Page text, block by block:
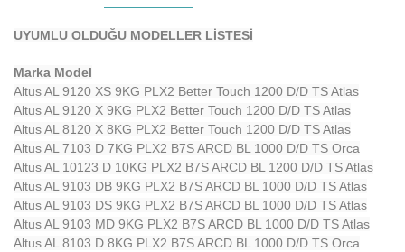
UYUMLU OLDUĞU MODELLER LİSTESİ
Marka Model
Altus AL 9120 XS 9KG PLX2 Better Touch 1200 D/D TS Atlas
Altus AL 9120 X 9KG PLX2 Better Touch 1200 D/D TS Atlas
Altus AL 8120 X 8KG PLX2 Better Touch 1200 D/D TS Atlas
Altus AL 7103 D 7KG PLX2 B7S ARCD BL 1000 D/D TS Orca
Altus AL 10123 D 10KG PLX2 B7S ARCD BL 1200 D/D TS Atlas
Altus AL 9103 DB 9KG PLX2 B7S ARCD BL 1000 D/D TS Atlas
Altus AL 9103 DS 9KG PLX2 B7S ARCD BL 1000 D/D TS Atlas
Altus AL 9103 MD 9KG PLX2 B7S ARCD BL 1000 D/D TS Atlas
Altus AL 8103 D 8KG PLX2 B7S ARCD BL 1000 D/D TS Orca